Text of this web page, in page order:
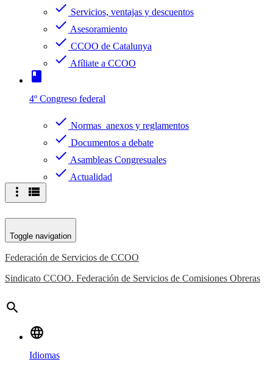
check Servicios, ventajas y descuentos
check Asesoramiento
check CCOO de Catalunya
check Afíliate a CCOO
book
4º Congreso federal
check Normas anexos y reglamentos
check Documentos a debate
check Asambleas Congresuales
check Actualidad
more_vert view_list
Toggle navigation
Federación de Servicios de CCOO
Sindicato CCOO. Federación de Servicios de Comisiones Obreras
search
language
Idiomas